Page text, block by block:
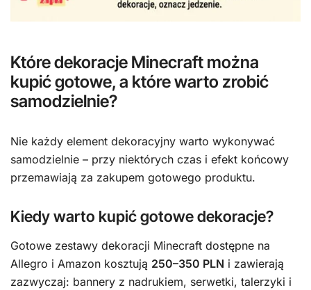
Które dekoracje Minecraft można
kupić gotowe, a które warto zrobić
samodzielnie?
Nie każdy element dekoracyjny warto wykonywać
samodzielnie – przy niektórych czas i efekt końcowy
przemawiają za zakupem gotowego produktu.
Kiedy warto kupić gotowe dekoracje?
Gotowe zestawy dekoracji Minecraft dostępne na
Allegro i Amazon kosztują 250–350 PLN i zawierają
zazwyczaj: bannery z nadrukiem, serwetki, talerzyki i